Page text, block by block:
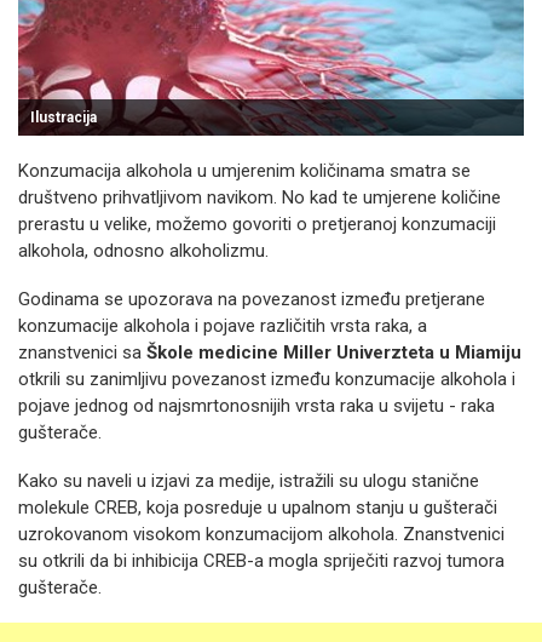
Ilustracija
Konzumacija alkohola u umjerenim količinama smatra se
društveno prihvatljivom navikom. No kad te umjerene količine
prerastu u velike, možemo govoriti o pretjeranoj konzumaciji
alkohola, odnosno alkoholizmu.
Godinama se upozorava na povezanost između pretjerane
konzumacije alkohola i pojave različitih vrsta raka, a
znanstvenici sa Škole medicine Miller Univerzteta u Miamiju
otkrili su zanimljivu povezanost između konzumacije alkohola i
pojave jednog od najsmrtonosnijih vrsta raka u svijetu - raka
gušterače.
Kako su naveli u izjavi za medije, istražili su ulogu stanične
molekule CREB, koja posreduje u upalnom stanju u gušterači
uzrokovanom visokom konzumacijom alkohola. Znanstvenici
su otkrili da bi inhibicija CREB-a mogla spriječiti razvoj tumora
gušterače.